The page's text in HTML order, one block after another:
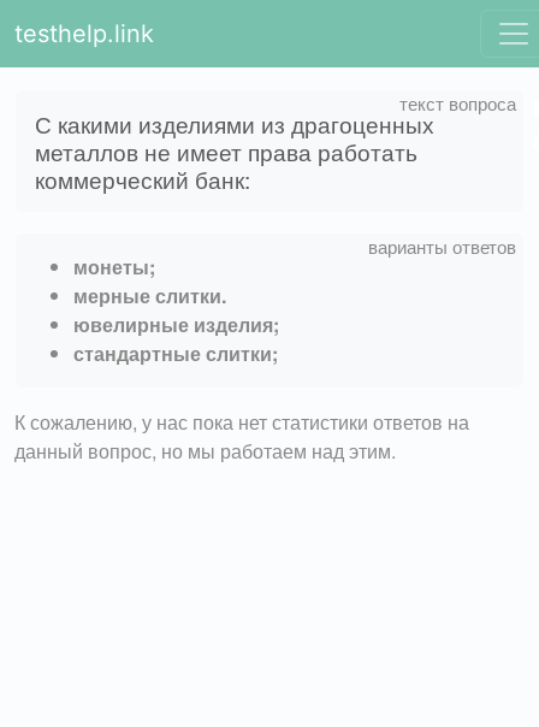
testhelp.link
С какими изделиями из драгоценных
металлов не имеет права работать
коммерческий банк:
монеты;
мерные слитки.
ювелирные изделия;
стандартные слитки;
К сожалению, у нас пока нет статистики ответов на
данный вопрос, но мы работаем над этим.